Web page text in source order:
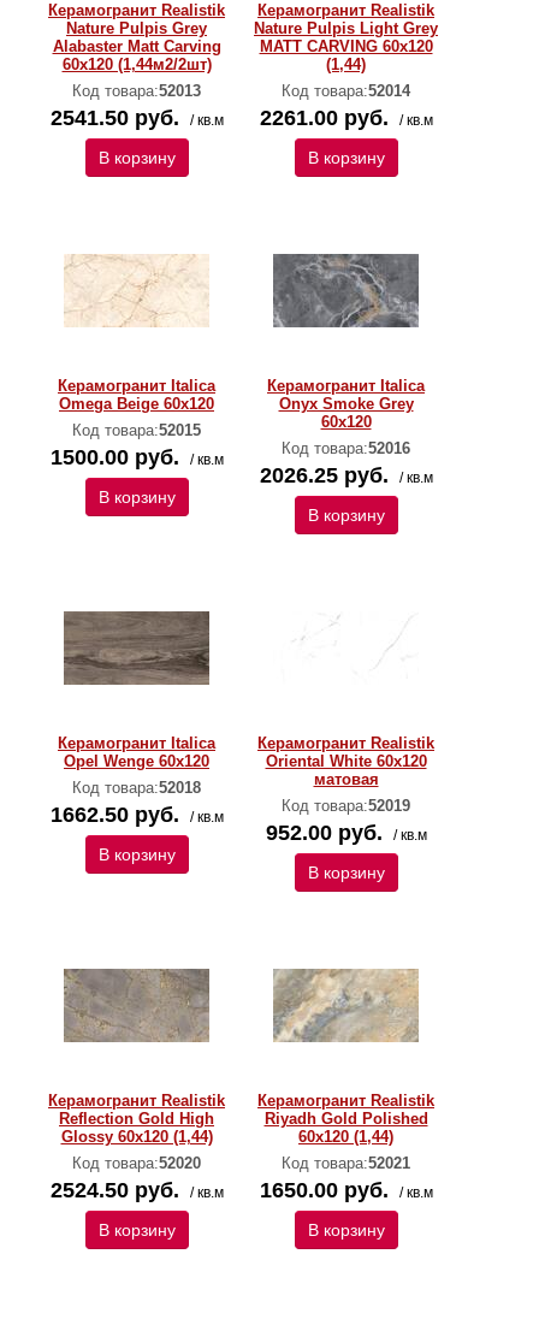
Керамогранит Realistik
Nature Pulpis Grey
Alabaster Matt Carving
60x120 (1,44м2/2шт)
Код товара:52013
2541.50 руб. / кв.м
В корзину
Керамогранит Realistik
Nature Pulpis Light Grey
MATT CARVING 60х120
(1,44)
Код товара:52014
2261.00 руб. / кв.м
В корзину
Керамогранит Italica
Omega Beige 60x120
Код товара:52015
1500.00 руб. / кв.м
В корзину
Керамогранит Italica
Onyx Smoke Grey
60x120
Код товара:52016
2026.25 руб. / кв.м
В корзину
Керамогранит Italica
Opel Wenge 60x120
Код товара:52018
1662.50 руб. / кв.м
В корзину
Керамогранит Realistik
Oriental White 60x120
матовая
Код товара:52019
952.00 руб. / кв.м
В корзину
Керамогранит Realistik
Reflection Gold High
Glossy 60x120 (1,44)
Код товара:52020
2524.50 руб. / кв.м
В корзину
Керамогранит Realistik
Riyadh Gold Polished
60x120 (1,44)
Код товара:52021
1650.00 руб. / кв.м
В корзину